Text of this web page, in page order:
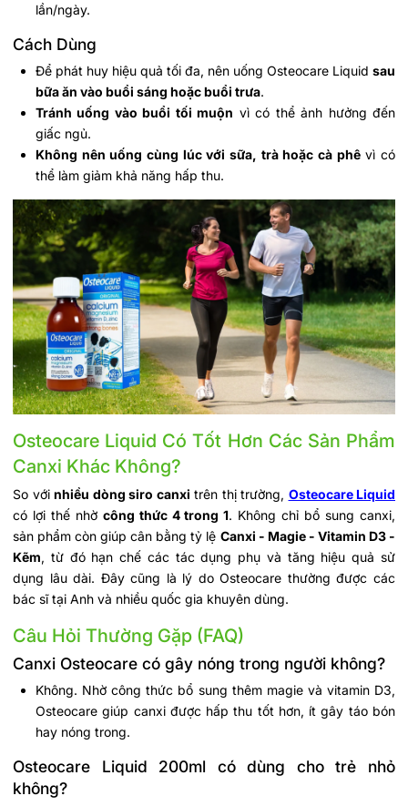
lần/ngày.
Cách Dùng
Để phát huy hiệu quả tối đa, nên uống Osteocare Liquid sau
bữa ăn vào buổi sáng hoặc buổi trưa.
Tránh uống vào buổi tối muộn vì có thể ảnh hưởng đến
giấc ngủ.
Không nên uống cùng lúc với sữa, trà hoặc cà phêvì có
thể làm giảm khả năng hấp thu.
Osteocare Liquid Có Tốt Hơn Các Sản Phẩm
Canxi Khác Không?
So với nhiều dòng siro canxi trên thị trường, Osteocare Liquid
có lợi thế nhờ công thức 4 trong 1. Không chỉ bổ sung canxi,
sản phẩm còn giúp cân bằng tỷ lệ Canxi - Magie - Vitamin D3 -
Kẽm, từ đó hạn chế các tác dụng phụ và tăng hiệu quả sử
dụng lâu dài. Đây cũng là lý do Osteocare thường được các
bác sĩ tại Anh và nhiều quốc gia khuyên dùng.
Câu Hỏi Thường Gặp (FAQ)
Canxi Osteocare có gây nóng trong người không?
Không. Nhờ công thức bổ sung thêm magie và vitamin D3,
Osteocare giúp canxi được hấp thu tốt hơn, ít gây táo bón
hay nóng trong.
Osteocare Liquid 200ml có dùng cho trẻ nhỏ
không?